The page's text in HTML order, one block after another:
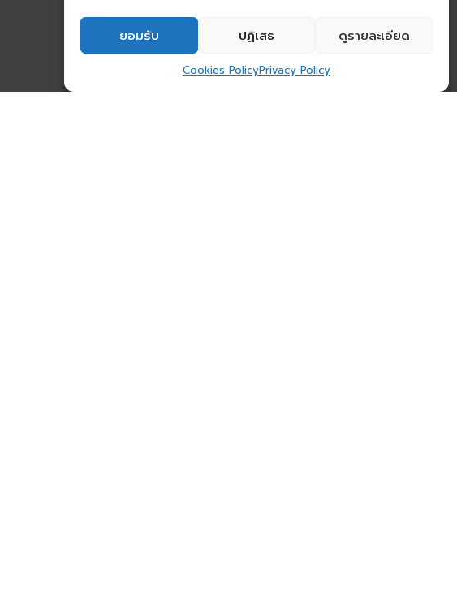
ยอมรับ ปฏิเสธ ดูรายละเอียด
Cookies PolicyPrivacy Policy